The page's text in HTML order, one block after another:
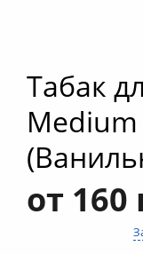
Табак
Medium
от 160